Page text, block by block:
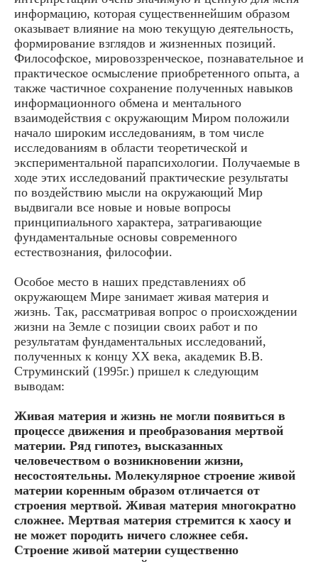
информацию, кото­рая существеннейшим образом
оказывает влияние на мою текущую деятельность,
формирование взглядов и жизненных позиций.
Философское, мировоззренческое, познавательное и
практическое осмысление приобретенного опыта, а
также частичное сохранение полученных навыков
информационного обмена и ментального
взаимодействия с окружающим Миром положили
начало широким исследованиям, в том числе
исследованиям в области теоретической и
экспериментальной парапсихологии. Получаемые в
ходе этих исследований практические результаты
по воздействию мысли на окружающий Мир
выдвигали все новые и новые вопросы
принципиального характера, затрагивающие
фундаментальные основы современного
естествознания, философии.
Особое место в наших представлениях об
окружающем Мире занимает живая материя и
жизнь. Так, рассматривая вопрос о происхождении
жизни на Земле с позиции своих работ и по
результатам фундаментальных исследований,
полученных к концу XX века, академик В.В.
Струминский (1995г.) пришел к следующим
выводам:
Живая материя и жизнь не могли появиться в
процессе движения и преобразования мертвой
материи. Ряд гипотез, высказанных
человечеством о возникновении жизни,
несостоятельны. Молекулярное строение живой
материи коренным образом отличается от
строения мертвой. Живая материя многократно
сложнее. Мертвая материя стремится к хаосу и
не может породить ничего сложнее себя.
Строение живой материи существенно